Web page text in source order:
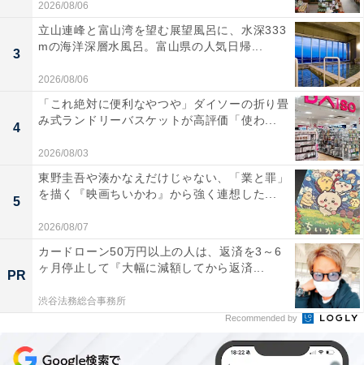
2026/08/06
3
立山連峰と富山湾を望む展望風呂に、水深333
mの海洋深層水風呂。富山県の人気日帰...
2026/08/06
4
「これ絶対に便利なやつや」ダイソーの折り畳
み式ランドリーバスケットが高評価「使わ...
2026/08/03
5
東野圭吾や湊かなえだけじゃない、「業と罪」
を描く『映画ちいかわ』から強く連想した...
2026/08/07
PR
カードローン50万円以上の人は、返済を3～6
ヶ月停止して『大幅に減額してから返済...
渋谷法務総合事務所
Recommended by